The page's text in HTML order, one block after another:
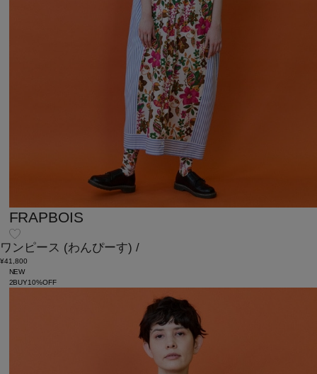
FRAPBOIS
ワンピース (わんぴーす) /
¥41,800
NEW
2BUY10%OFF